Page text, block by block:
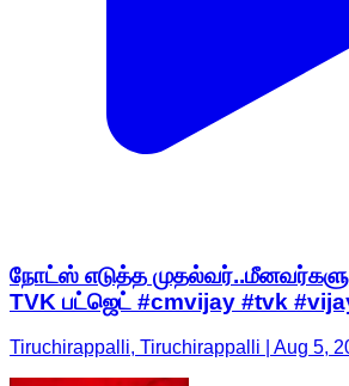
நோட்ஸ் எடுத்த
TVK பட்ஜெட் #cmvijay #tvk
Tiruchirappalli, Tiruchirappalli | Aug 5,